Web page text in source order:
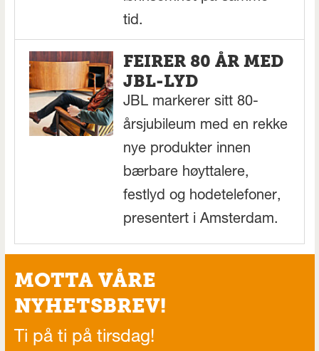
tid.
FEIRER 80 ÅR MED
JBL-LYD
JBL markerer sitt 80-
årsjubileum med en rekke
nye produkter innen
bærbare høyttalere,
festlyd og hodetelefoner,
presentert i Amsterdam.
MOTTA VÅRE
NYHETSBREV!
Ti på ti på tirsdag!